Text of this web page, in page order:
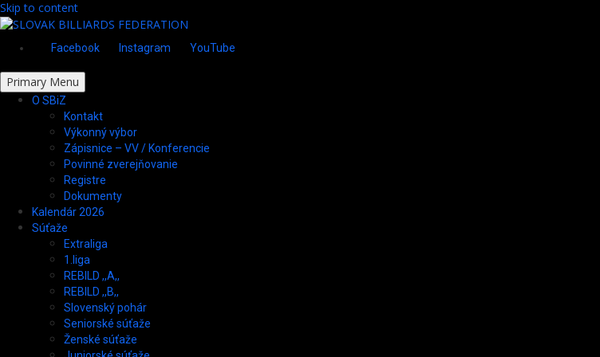
Skip to content
Facebook Instagram YouTube
Primary Menu
O SBiZ
Kontakt
Výkonný výbor
Zápisnice – VV / Konferencie
Povinné zverejňovanie
Registre
Dokumenty
Kalendár 2026
Súťaže
Extraliga
1.liga
REBILD ,,A,,
REBILD ,,B,,
Slovenský pohár
Seniorské súťaže
Ženské súťaže